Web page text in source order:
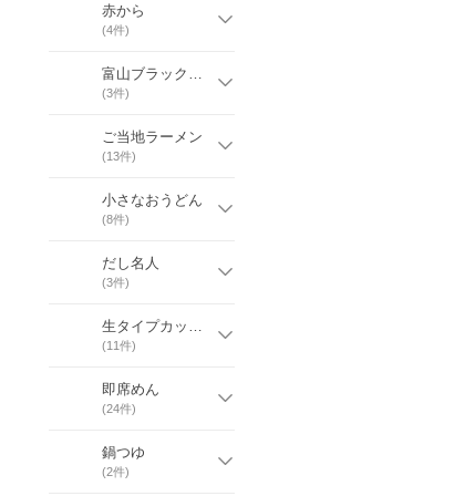
赤から
(4件)
富山ブラックラーメン
(3件)
ご当地ラーメン
(13件)
小さなおうどん
(8件)
だし名人
(3件)
生タイプカップめん
(11件)
即席めん
(24件)
鍋つゆ
(2件)